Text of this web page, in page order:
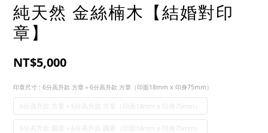
純天然 金絲楠木【結婚對印
章】
NT$5,000
印章尺寸 : 6分高升款 方章＋6分高升款 方章（印面18mm x 印身75mm）
6分高升款 方章＋6分高升款 方章（印面18mm x 印身75mm）
6分高升款 圓章＋6分高升款 圓章（印面18mm x 印身75mm）